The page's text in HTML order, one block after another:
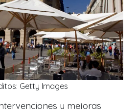
Getty Images
y mejoras